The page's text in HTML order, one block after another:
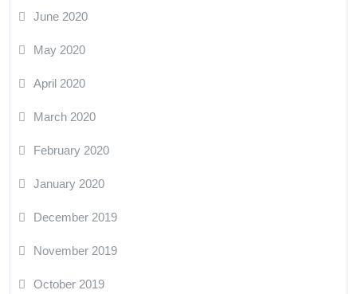
June 2020
May 2020
April 2020
March 2020
February 2020
January 2020
December 2019
November 2019
October 2019